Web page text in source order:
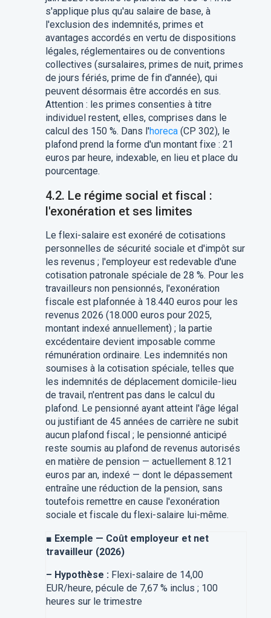
s'applique plus qu'au salaire de base, à
l'exclusion des indemnités, primes et
avantages accordés en vertu de dispositions
légales, réglementaires ou de conventions
collectives (sursalaires, primes de nuit, primes
de jours fériés, prime de fin d'année), qui
peuvent désormais être accordés en sus.
Attention : les primes consenties à titre
individuel restent, elles, comprises dans le
calcul des 150 %. Dans l'horeca(CP 302), le
plafond prend la forme d'un montant fixe : 21
euros par heure, indexable, en lieu et place du
pourcentage.
4.2. Le régime social et fiscal :
l'exonération et ses limites
Le flexi-salaire est exonéré de cotisations
personnelles de sécurité sociale et d'impôt sur
les revenus ; l'employeur est redevable d'une
cotisation patronale spéciale de 28 %. Pour les
travailleurs non pensionnés, l'exonération
fiscale est plafonnée à 18.440 euros pour les
revenus 2026 (18.000 euros pour 2025,
montant indexé annuellement) ; la partie
excédentaire devient imposable comme
rémunération ordinaire. Les indemnités non
soumises à la cotisation spéciale, telles que
les indemnités de déplacement domicile-lieu
de travail, n'entrent pas dans le calcul du
plafond. Le pensionné ayant atteint l'âge légal
ou justifiant de 45 années de carrière ne subit
aucun plafond fiscal ; le pensionné anticipé
reste soumis au plafond de revenus autorisés
en matière de pension — actuellement 8.121
euros par an, indexé — dont le dépassement
entraîne une réduction de la pension, sans
toutefois remettre en cause l'exonération
sociale et fiscale du flexi-salaire lui-même.
■ Exemple — Coût employeur et net
travailleur (2026)
– Hypothèse : Flexi-salaire de 14,00
EUR/heure, pécule de 7,67 % inclus ; 100
heures sur le trimestre